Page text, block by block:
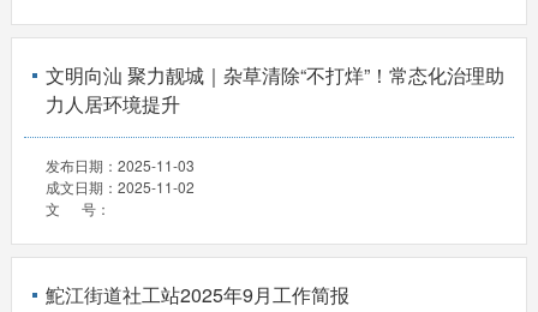
文明向汕 聚力靓城｜杂草清除“不打烊”！常态化治理助
力人居环境提升
发布日期： 2025-11-03
成文日期： 2025-11-02
文 号：
鮀江街道社工站2025年9月工作简报